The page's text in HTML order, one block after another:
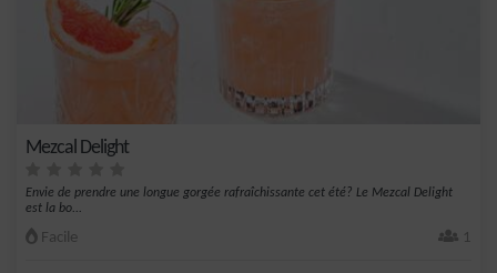
Mezcal Delight
Envie de prendre une longue gorgée rafraîchissante cet été? Le Mezcal Delight
est la bo...
Facile 1